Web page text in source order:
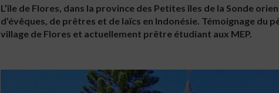
L’île de Flores, dans la province des Petites îles de la Sonde
d’évêques, de prêtres et de laïcs en Indonésie. Témoignage du
village de Flores et actuellement prêtre étudiant aux MEP.